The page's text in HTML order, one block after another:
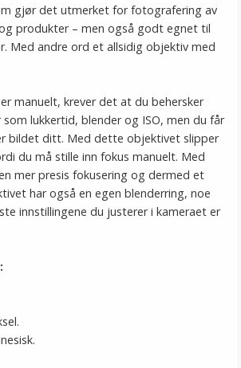
gjør det utmerket for fotografering av
produkter – men også godt egnet til
Med andre ord et allsidig objektiv med
manuelt, krever det at du behersker
som lukkertid, blender og ISO, men du får
bildet ditt. Med dette objektivet slipper
du må stille inn fokus manuelt. Med
mer presis fokusering og dermed et
har også en egen blenderring, noe
innstillingene du justerer i kameraet er